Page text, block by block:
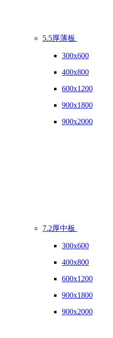
5.5厚薄板
300x600
400x800
600x1200
900x1800
900x2000
7.2厚中板
300x600
400x800
600x1200
900x1800
900x2000